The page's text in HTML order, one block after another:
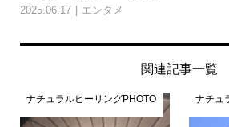
2025.06.17 エンタメ
関連記事一覧
ナチュラルヒーリングPHOTO ナチュ